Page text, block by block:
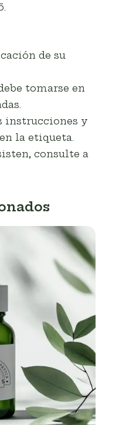
de su
tomarse en
instrucciones y
la etiqueta.
consulte a